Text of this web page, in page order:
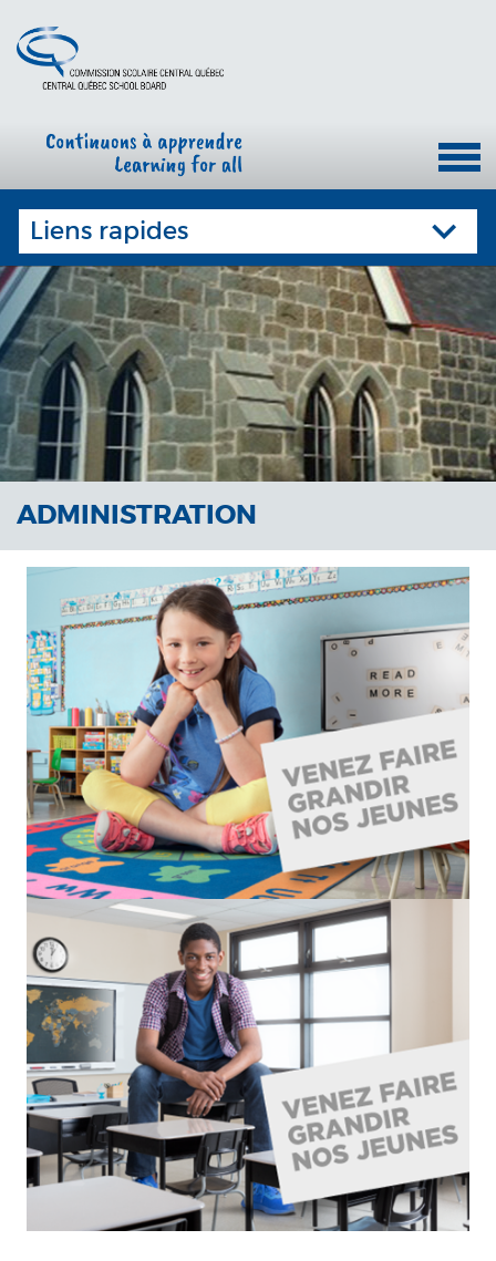
Liens rapides
ADMINISTRATION